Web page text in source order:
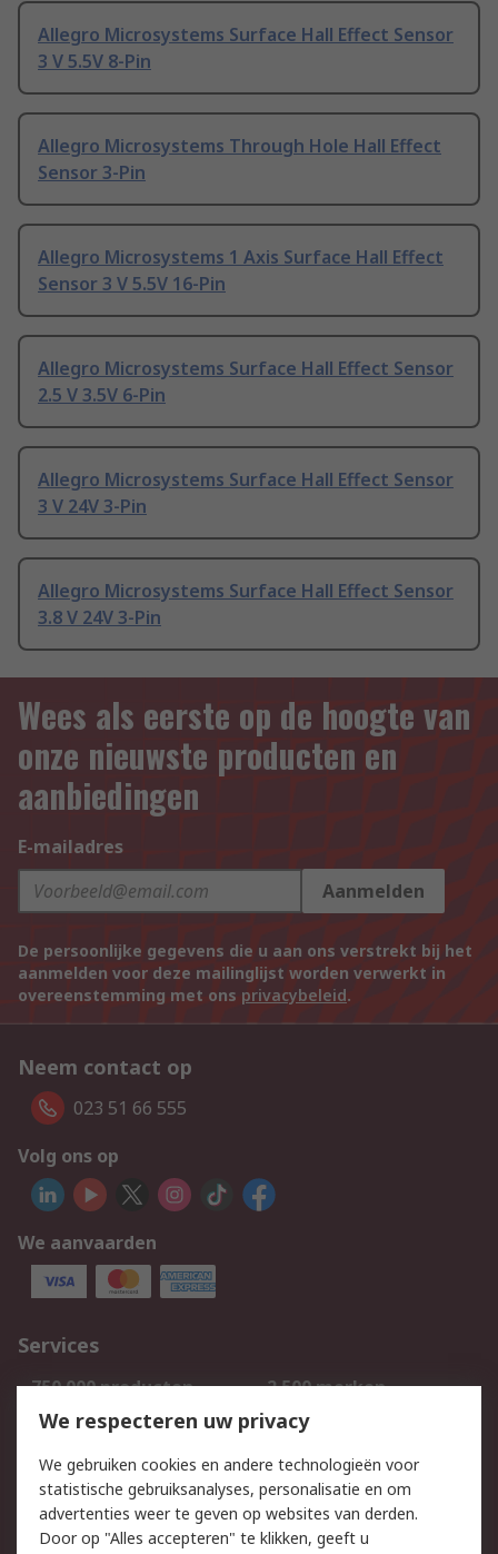
Allegro Microsystems Surface Hall Effect Sensor
3 V 5.5V 8-Pin
Allegro Microsystems Through Hole Hall Effect
Sensor 3-Pin
Allegro Microsystems 1 Axis Surface Hall Effect
Sensor 3 V 5.5V 16-Pin
Allegro Microsystems Surface Hall Effect Sensor
2.5 V 3.5V 6-Pin
Allegro Microsystems Surface Hall Effect Sensor
3 V 24V 3-Pin
Allegro Microsystems Surface Hall Effect Sensor
3.8 V 24V 3-Pin
Wees als eerste op de hoogte van
onze nieuwste producten en
aanbiedingen
E-mailadres
Aanmelden
De persoonlijke gegevens die u aan ons verstrekt bij het
aanmelden voor deze mailinglijst worden verwerkt in
overeenstemming met ons privacybeleid.
Neem contact op
023 51 66 555
Volg ons op
We aanvaarden
Services
750.000 producten
2.500 merken
Bestellen
Inkoopoplossingen
Track & Trace
Wettelijk
We respecteren uw privacy
We gebruiken cookies en andere technologieën voor
statistische gebruiksanalyses, personalisatie en om
advertenties weer te geven op websites van derden.
Door op "Alles accepteren" te klikken, geeft u